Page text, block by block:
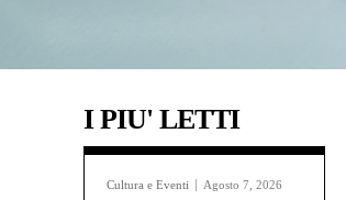
I PIU' LETTI
Cultura e Eventi Agosto 7, 2026